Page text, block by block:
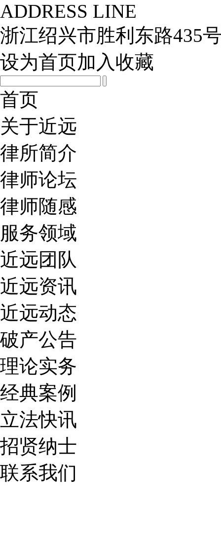
ADDRESS LINE
浙江绍兴市胜利东路435
设为首页加入收藏
首页
关于近远
律所简介
律师论坛
律师随感
服务领域
近远团队
近远资讯
近远动态
破产公告
理论实务
经典案例
立法快讯
招贤纳士
联系我们